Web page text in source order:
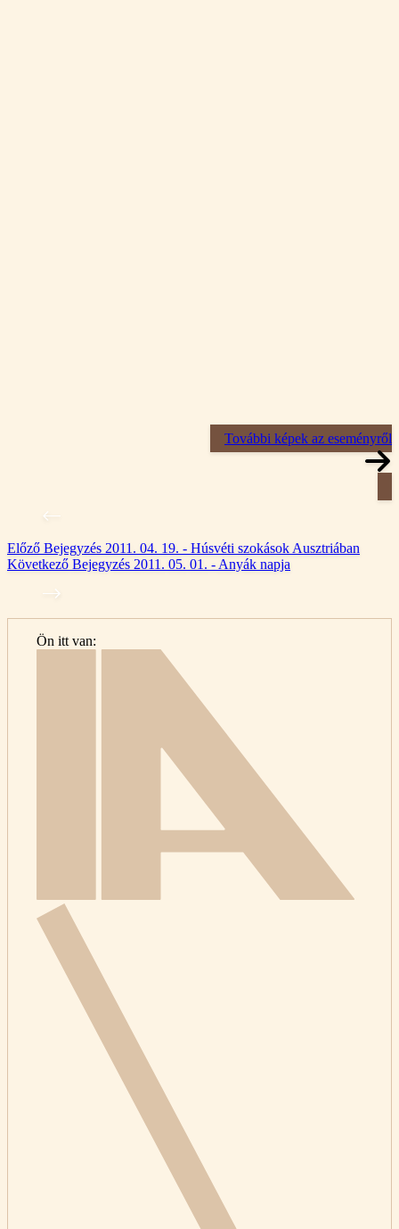
További képek az eseményről
Előző Bejegyzés 2011. 04. 19. - Húsvéti szokások Ausztriában
Következő Bejegyzés 2011. 05. 01. - Anyák napja
Ön itt van: